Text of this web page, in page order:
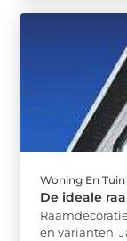
Woning En Tuin
De ideale
en varianten.